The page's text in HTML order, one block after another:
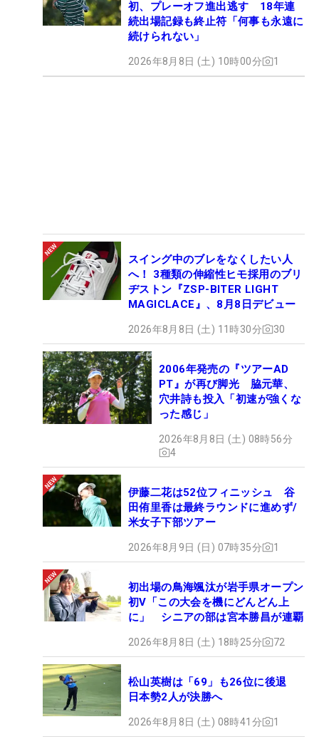
初、プレーオフ進出逃す 18年連
続出場記録も終止符「何事も永遠に
続けられない」
2026年8月8日 (土) 10時00分 1
スイング中のブレをなくしたい人
へ！ 3種類の伸縮性ヒモ採用のブリ
ヂストン『ZSP-BITER LIGHT
MAGICLACE』、8月8日デビュー
2026年8月8日 (土) 11時30分 30
2006年発売の『ツアーAD
PT』が再び脚光 脇元華、
穴井詩も投入「初速が強くな
った感じ」
2026年8月8日 (土) 08時56分
4
伊藤二花は52位フィニッシュ 谷
田侑里香は最終ラウンドに進めず/
米女子下部ツアー
2026年8月9日 (日) 07時35分 1
初出場の鳥海颯汰が岩手県オープン
初V「この大会を機にどんどん上
に」 シニアの部は宮本勝昌が連覇
2026年8月8日 (土) 18時25分 72
松山英樹は「69」も26位に後退
日本勢2人が決勝へ
2026年8月8日 (土) 08時41分 1